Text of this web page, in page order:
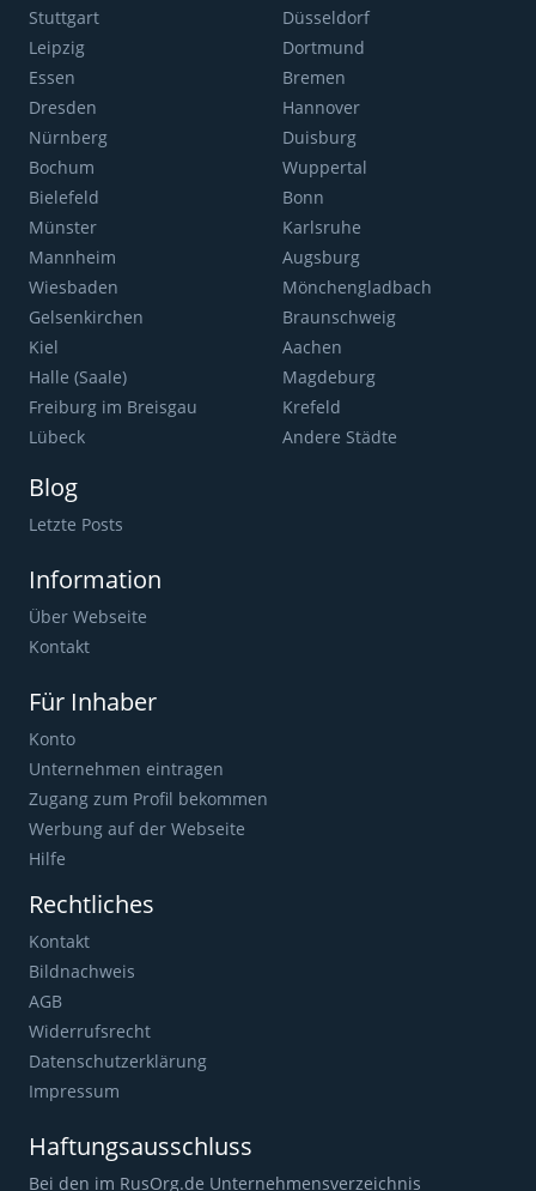
Stuttgart
Düsseldorf
Leipzig
Dortmund
Essen
Bremen
Dresden
Hannover
Nürnberg
Duisburg
Bochum
Wuppertal
Bielefeld
Bonn
Münster
Karlsruhe
Mannheim
Augsburg
Wiesbaden
Mönchengladbach
Gelsenkirchen
Braunschweig
Kiel
Aachen
Halle (Saale)
Magdeburg
Freiburg im Breisgau
Krefeld
Lübeck
Andere Städte
Blog
Letzte Posts
Information
Über Webseite
Kontakt
Für Inhaber
Konto
Unternehmen eintragen
Zugang zum Profil bekommen
Werbung auf der Webseite
Hilfe
Rechtliches
Kontakt
Bildnachweis
AGB
Widerrufsrecht
Datenschutzerklärung
Impressum
Haftungsausschluss
Bei den im RusOrg.de Unternehmensverzeichnis